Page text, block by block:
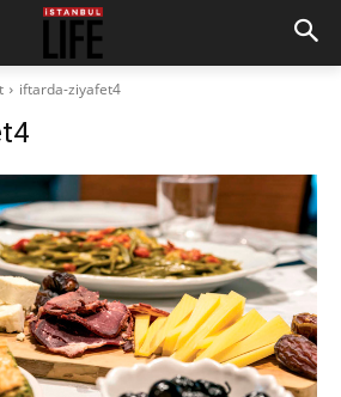
iftarda-ziyafet4